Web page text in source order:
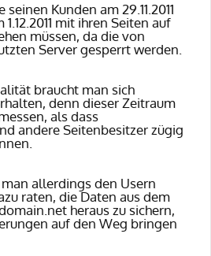
Kunden am 29.11.2011
mit ihren Seiten auf
müssen, da die von
Server gesperrt werden.
braucht man sich
denn dieser Zeitraum
als dass
andere Seitenbesitzer zügig
allerdings den Usern
raten, die Daten aus dem
heraus zu sichern,
auf den Weg bringen